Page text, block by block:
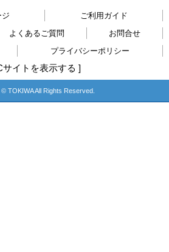
ジ
ご利用ガイド
よくあるご質問
お問合せ
プライバシーポリシー
サイトを表示する ]
TOKIWA All Rights Reserved.